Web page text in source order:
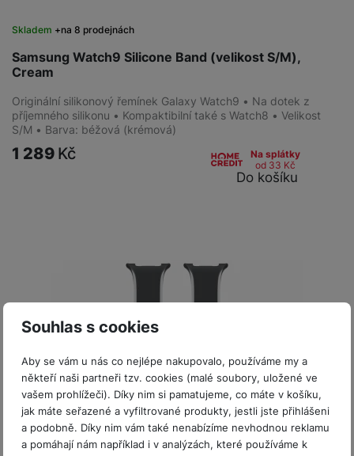
Souhlas s cookies
Aby se vám u nás co nejlépe nakupovalo, používáme my a
někteří naši partneři tzv. cookies (malé soubory, uložené ve
vašem prohlížeči). Díky nim si pamatujeme, co máte v košíku,
jak máte seřazené a vyfiltrované produkty, jestli jste přihlášeni
a podobně. Díky nim vám také nenabízíme nevhodnou reklamu
a pomáhají nám například i v analýzách, které používáme k
Samsung Watch9 Silicone Band (velikost S/M),
Cream
Skladem na 8 prodejnách
Originální silikonový řemínek Galaxy Watch9 • Na dotek z
příjemného silikonu • Kompaktibilní také s Watch8 • Velikost
S/M • Barva: béžová (krémová)
1 289 Kč
Na splátky
od 33 Kč
Do košíku
Novinka